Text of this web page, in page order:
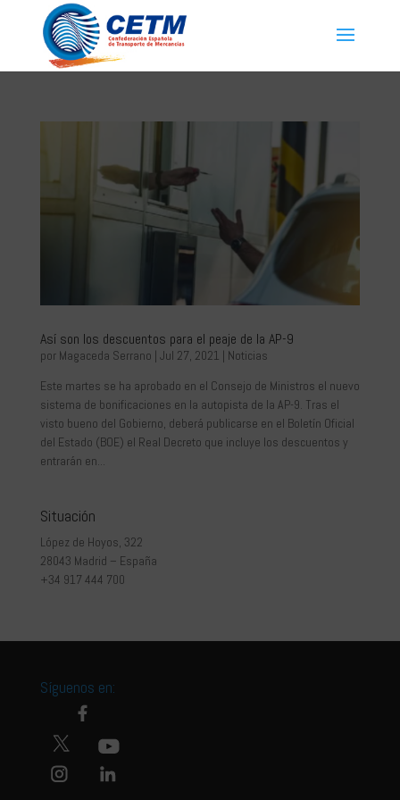
Así son los descuentos para el peaje de la AP-9
por Magaceda Serrano | Jul 27, 2021 | Noticias
Este martes se ha aprobado en el Consejo de Ministros el nuevo
sistema de bonificaciones en la autopista de la AP-9. Tras el
visto bueno del Gobierno, deberá publicarse en el Boletín Oficial
del Estado (BOE) el Real Decreto que incluye los descuentos y
entrarán en...
Situación
López de Hoyos, 322
28043 Madrid – España
+34 917 444 700
Síguenos en: